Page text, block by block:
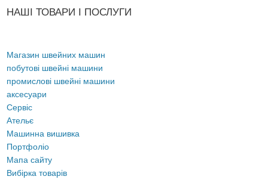
НАШІ ТОВАРИ І ПОСЛУГИ
Магазин швейних машин
побутові швейні машини
промислові швейні машини
аксесуари
Сервіс
Ательє
Машинна вишивка
Портфоліо
Мапа сайту
Вибірка товарів